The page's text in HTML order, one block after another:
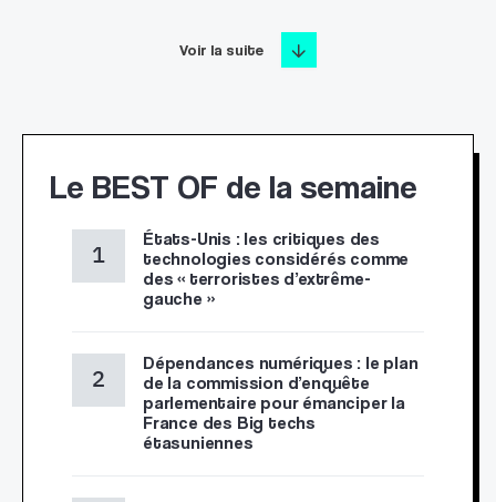
Voir la suite
Le BEST OF de la semaine
États-Unis : les critiques des
technologies considérés comme
des « terroristes d’extrême-
gauche »
Dépendances numériques : le plan
de la commission d’enquête
parlementaire pour émanciper la
France des Big techs
étasuniennes